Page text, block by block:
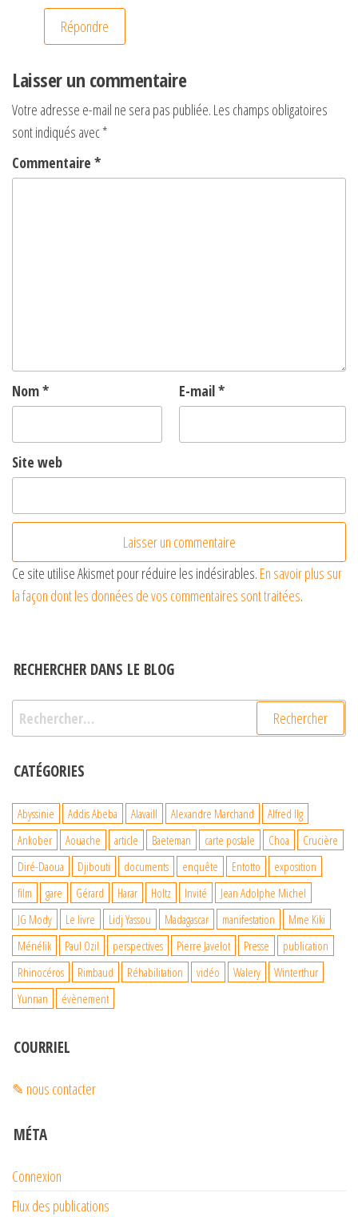
Répondre
Laisser un commentaire
Votre adresse e-mail ne sera pas publiée. Les champs obligatoires
sont indiqués avec*
Commentaire *
Nom* E-mail*
Site web
Ce site utilise Akismet pour réduire les indésirables. En savoir plus sur
la façon dont les données de vos commentaires sont traitées.
RECHERCHER DANS LE BLOG
Rechercher :
CATÉGORIES
Abyssinie Addis Abeba Alavaill Alexandre Marchand
Alfred Ilg
Ankober
Aouache article Baeteman carte postale Choa
Crucière
Diré-Daoua
Djibouti documents enquête Entotto
exposition
film
gare Gérard Harar Holtz Invité
Jean Adolphe Michel
JG Mody
Le livre Lidj Yassou Madagascar manifestation
Mme Kiki
Ménélik
Paul Ozil perspectives Pierre Javelot Presse
publication
Rhinocéros
Rimbaud Réhabilitation vidéo Walery
Winterthur
Yunnan
évènement
COURRIEL
✎ nous contacter
MÉTA
Connexion
Flux des publications